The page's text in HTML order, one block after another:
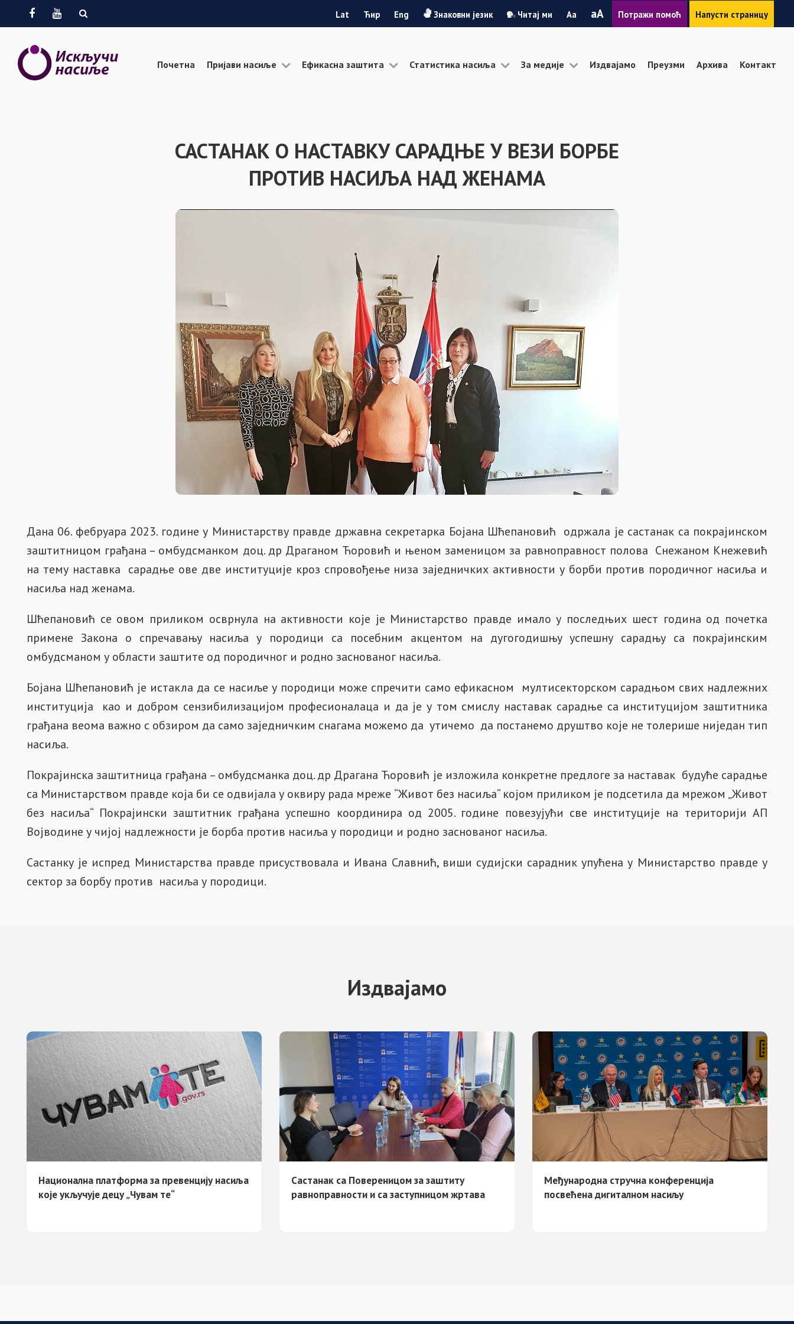
FacebookYoutube Lat Ћир Eng Знаковни језик Читај ми ASmanjiA Povećaj
font
Потражи помоћ Напусти страницу
Почетна Пријави насиље Ефикасна заштита Статистика насиља За медије Издвајамо Преузми Архива Контакт
САСТАНАК О НАСТАВКУ САРАДЊЕ У ВЕЗИ БОРБЕ
ПРОТИВ НАСИЉА НАД ЖЕНАМА
Дана 06. фебруара 2023. године у Министарству правде државна секретарка Бојана Шћепановић одржала је састанак са покрајинском
заштитницом грађана – омбудсманком доц. др Драганом Ћоровић и њеном заменицом за равноправност полова Снежаном Кнежевић
на тему наставка сарадње ове две институције кроз спровођење низа заједничких активности у борби против породичног насиља и
насиља над женама.
Шћепановић се овом приликом осврнула на активности које је Министарство правде имало у последњих шест година од почетка
примене Закона о спречавању насиља у породици са посебним акцентом на дугогодишњу успешну сарадњу са покрајинским
омбудсманом у области заштите од породичног и родно заснованог насиља.
Бојана Шћепановић је истакла да се насиље у породици може спречити само ефикасном мултисекторском сарадњом свих надлежних
институција као и добром сензибилизацијом професионалаца и да је у том смислу наставак сарадње са институцијом заштитника
грађана веома важно с обзиром да само заједничким снагама можемо да утичемо да постанемо друштво које не толерише ниједан тип
насиља.
Покрајинска заштитница грађана – омбудсманка доц. др Драгана Ћоровић је изложила конкретне предлоге за наставак будуће сарадње
са Министарством правде која би се одвијала у оквиру рада мреже “Живот без насиља“ којом приликом је подсетила да мрежом „Живот
без насиља“ Покрајински заштитник грађана успешно координира од 2005. године повезујући све институције на територији АП
Војводине у чијој надлежности је борба против насиља у породици и родно заснованог насиља.
Састанку је испред Министарства правде присуствовала и Ивана Славнић, виши судијски сарадник упућена у Министарство правде у
сектор за борбу против насиља у породици.
Издвајамо
Национална платформа за превенцију насиља
које укључује децу „Чувам те“
Састанак са Повереницом за заштиту
равноправности и са заступницом жртава
Међународнa стручнa конференцијa
посвећенa дигиталном насиљу